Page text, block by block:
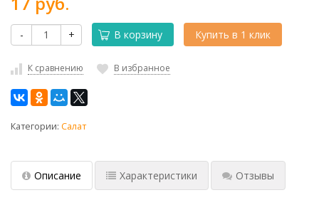
- + В корзину Купить в 1 клик
К сравнению В избранное
Категории: Салат
Описание Характеристики Отзывы